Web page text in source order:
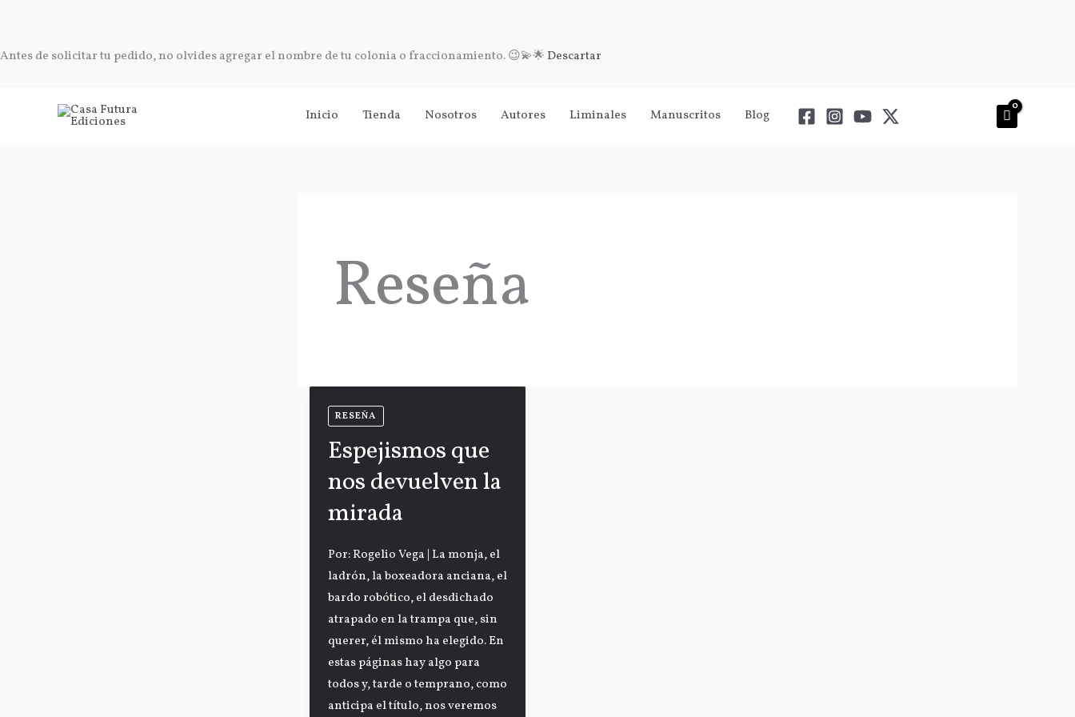
Antes de solicitar tu pedido, no olvides agregar el nombre de tu colonia o fraccionamiento. 😉💫🌟 Descartar
Inicio Tienda Nosotros Autores Liminales Manuscritos Blog
Reseña
RESEÑA
Espejismos que
nos devuelven la
mirada
Por: Rogelio Vega | La monja, el
ladrón, la boxeadora anciana, el
bardo robótico, el desdichado
atrapado en la trampa que, sin
querer, él mismo ha elegido. En
estas páginas hay algo para
todos y, tarde o temprano, como
anticipa el título, nos veremos